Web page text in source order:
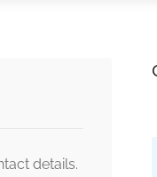
details.